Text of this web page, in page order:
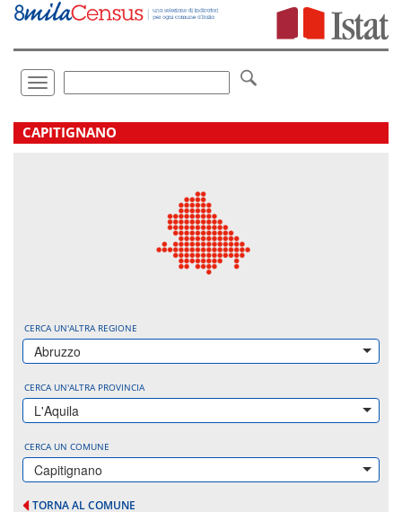
Vai
direttamente
Toggle
navigation
.
CAPITIGNANO
CERCA UN'ALTRA REGIONE
Abruzzo
CERCA UN'ALTRA PROVINCIA
L'Aquila
CERCA UN COMUNE
Capitignano
TORNA AL COMUNE